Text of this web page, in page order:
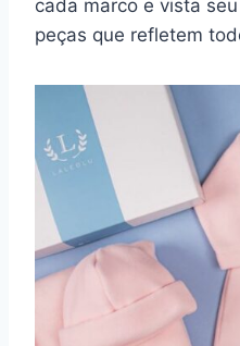
cada marco e vista
peças que refletem